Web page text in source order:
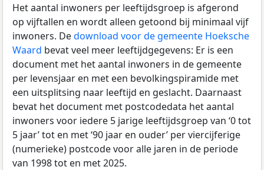
Het aantal inwoners per leeftijdsgroep is afgerond
op vijftallen en wordt alleen getoond bij minimaal vijf
inwoners. Dedownload voor de gemeente Hoeksche
Waard bevat veel meer leeftijdgegevens: Er is een
document met het aantal inwoners in de gemeente
per levensjaar en met een bevolkingspiramide met
een uitsplitsing naar leeftijd en geslacht. Daarnaast
bevat het document met postcodedata het aantal
inwoners voor iedere 5 jarige leeftijdsgroep van ‘0 tot
5 jaar’ tot en met ‘90 jaar en ouder’ per viercijferige
(numerieke) postcode voor alle jaren in de periode
van 1998 tot en met 2025.